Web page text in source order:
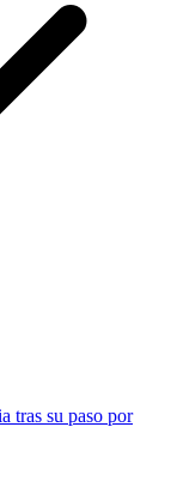
tras su paso por